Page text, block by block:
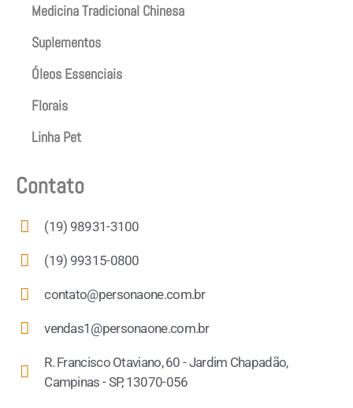
Medicina Tradicional Chinesa
Suplementos
Óleos Essenciais
Florais
Linha Pet
Contato
(19) 98931-3100
(19) 99315-0800
contato@personaone.com.br
vendas1@personaone.com.br
R. Francisco Otaviano, 60 - Jardim Chapadão,
Campinas - SP, 13070-056